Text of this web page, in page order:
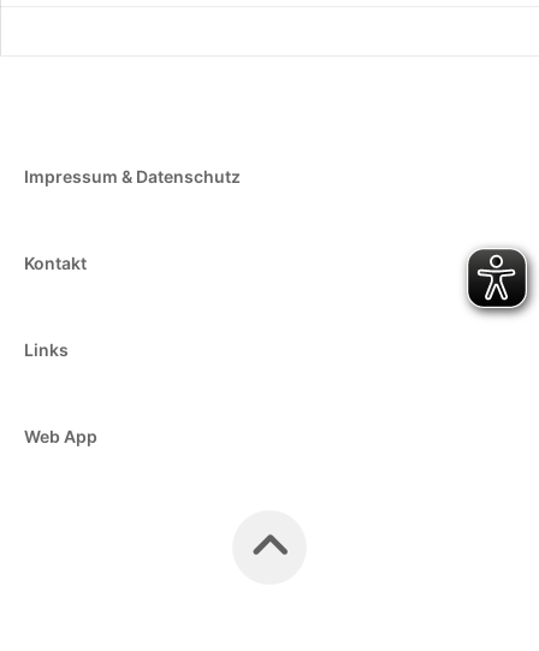
Impressum & Datenschutz
Kontakt
Links
Web App